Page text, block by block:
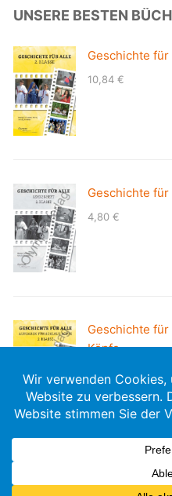
UNSERE BESTEN
Geschichte für
10,84€
Geschichte
4,80€
Geschichte
Köpfe
8,50 €
Copyright © 2026,